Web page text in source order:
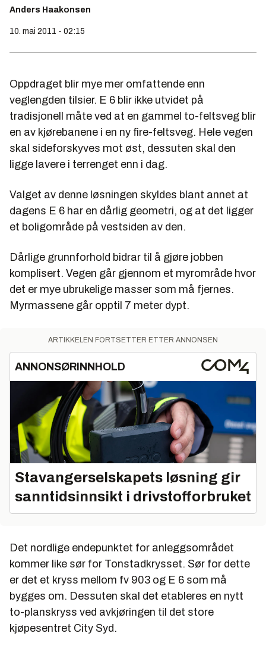
Anders Haakonsen
10. mai 2011 - 02:15
Oppdraget blir mye mer omfattende enn
veglengden tilsier. E 6 blir ikke utvidet på
tradisjonell måte ved at en gammel to-feltsveg blir
en av kjørebanene i en ny fire-feltsveg. Hele vegen
skal sideforskyves mot øst, dessuten skal den
ligge lavere i terrenget enn i dag.
Valget av denne løsningen skyldes blant annet at
dagens E 6 har en dårlig geometri, og at det ligger
et boligområde på vestsiden av den.
Dårlige grunnforhold bidrar til å gjøre jobben
komplisert. Vegen går gjennom et myrområde hvor
det er mye ubrukelige masser som må fjernes.
Myrmassene går opptil 7 meter dypt.
ARTIKKELEN FORTSETTER ETTER ANNONSEN
ANNONSØRINNHOLD
Stavangerselskapets løsning gir
sanntidsinnsikt i drivstofforbruket
Det nordlige endepunktet for anleggsområdet
kommer like sør for Tonstadkrysset. Sør for dette
er det et kryss mellom fv 903 og E 6 som må
bygges om. Dessuten skal det etableres en nytt
to-planskryss ved avkjøringen til det store
kjøpesentret City Syd.